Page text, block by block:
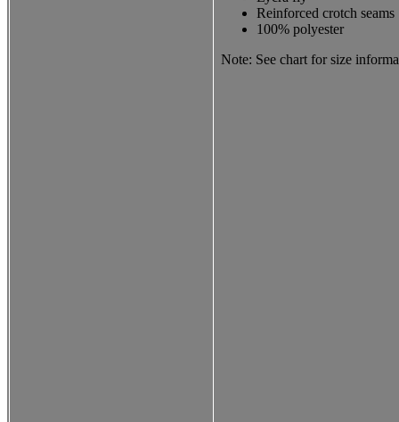
Reinforced crotch seams
100% polyester
Note: See chart for size